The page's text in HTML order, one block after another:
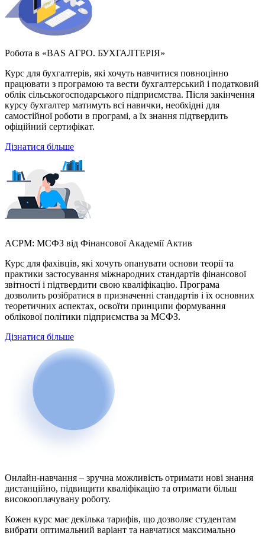
Робота в «BAS АГРО. БУХГАЛТЕРІЯ»
Курс для бухгалтерів, які хочуть навчитися повноцінно
працювати з програмою та вести бухгалтерський і податковий
облік сільськогосподарського підприємства. Після закінчення
курсу бухгалтер матимуть всі навички, необхідні для
самостійної роботи в програмі, а їх знання підтвердить
офіційний сертифікат.
Дізнатися більше
ACPM: МСФЗ від Фінансової Академії Актив
Курс для фахівців, які хочуть опанувати основи теорії та
практики застосування міжнародних стандартів фінансової
звітності і підтвердити свою кваліфікацію. Програма
дозволить розібратися в призначенні стандартів і їх основних
теоретичних аспектах, освоїти принципи формування
облікової політики підприємства за МСФЗ.
Дізнатися більше
Онлайн-навчання – зручна можливість отримати нові знання
дистанційно, підвищити кваліфікацію та отримати більш
високооплачувану роботу.
Кожен курс має декілька тарифів, що дозволяє студентам
вибрати оптимальний варіант та навчатися максимально